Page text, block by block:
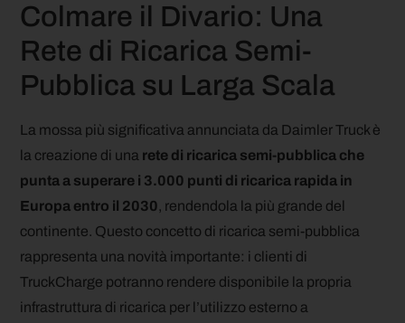
Colmare il Divario: Una
Rete di Ricarica Semi-
Pubblica su Larga Scala
La mossa più significativa annunciata da Daimler Truck è
la creazione di una rete di ricarica semi-pubblica che
punta a superare i 3.000 punti di ricarica rapida in
Europa entro il 2030, rendendola la più grande del
continente. Questo concetto di ricarica semi-pubblica
rappresenta una novità importante: i clienti di
TruckCharge potranno rendere disponibile la propria
infrastruttura di ricarica per l’utilizzo esterno a